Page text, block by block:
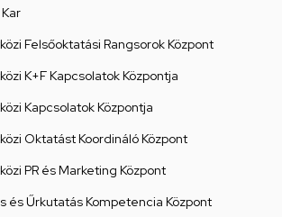
Felsőoktatási Rangsorok Központ
K+F Kapcsolatok Központja
Kapcsolatok Központja
Oktatást Koordináló Központ
PR és Marketing Központ
és Űrkutatás Kompetencia Központ